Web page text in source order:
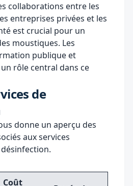
collaborations entre les
entreprises privées et les
est crucial pour un
moustiques. Les
publique et
rôle central dans ce
de
donne un aperçu des
aux services
Coût